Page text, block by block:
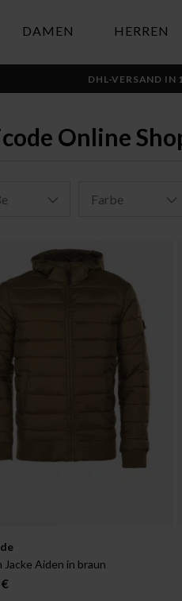
DAMEN HERREN
DHL-VERSAND IN
Online
Farbe
in:
XL XXL
Jacke Aiden in braun